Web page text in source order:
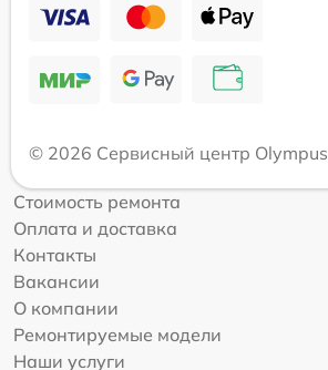
© 2026 Сервисный центр Olympus
Стоимость ремонта
Оплата и доставка
Контакты
Вакансии
О компании
Ремонтируемые модели
Наши услуги